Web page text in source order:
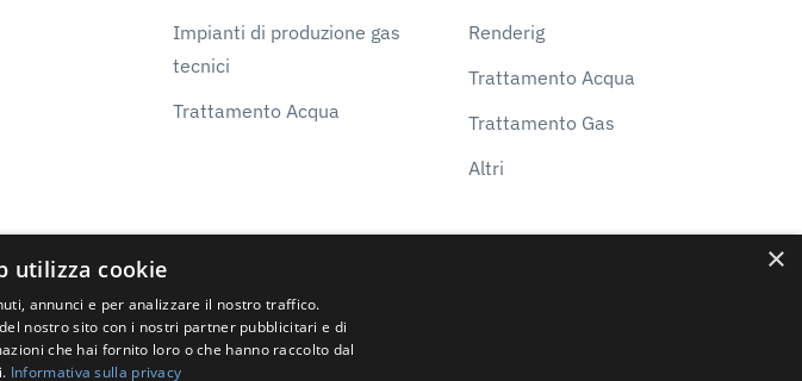
Impianti di produzione gas
tecnici
Trattamento Acqua
Renderig
Trattamento Acqua
Trattamento Gas
Altri
×
utilizza cookie
annunci e per analizzare il nostro traffico.
nostro sito con i nostri partner pubblicitari e di
che hai fornito loro o che hanno raccolto dal
Informativa sulla privacy